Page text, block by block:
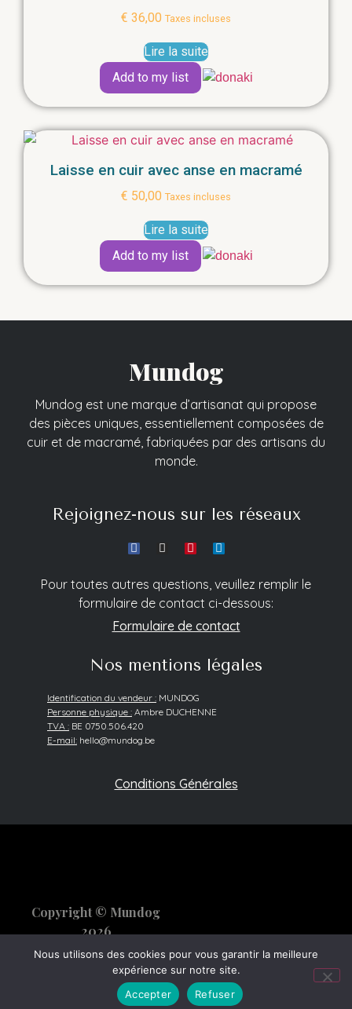
€ 36,00 Taxes incluses
Lire la suite
Add to my list
Laisse en cuir avec anse en macramé
€ 50,00 Taxes incluses
Lire la suite
Add to my list
Mundog
Mundog est une marque d’artisanat qui propose
des pièces uniques, essentiellement composées de
cuir et de macramé, fabriquées par des artisans du
monde.
Rejoignez-nous sur les réseaux
Pour toutes autres questions, veuillez remplir le
formulaire de contact ci-dessous:
Formulaire de contact
Nos mentions légales
Identification du vendeur : MUNDOG
Personne physique : Ambre DUCHENNE
TVA : BE 0750.506.420
E-mail: hello@mundog.be
Conditions Générales
Copyright © Mundog
2026
Nous utilisons des cookies pour vous garantir la meilleure
expérience sur notre site.
Accepter
Refuser